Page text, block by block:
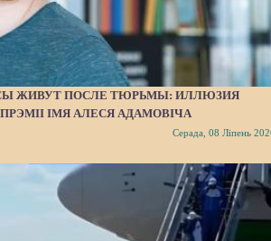
ЖИВУТ ПОСЛЕ ТЮРЬМЫ: ИЛЛЮЗИЯ
ІМЯ АЛЕСЯ АДАМОВІЧА
Серада, 08 Ліпень